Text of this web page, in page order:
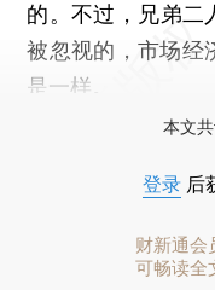
的。不过，兄弟
被忽视的，市场经
是一样。
本文
登录 后
财新通会
可畅读全